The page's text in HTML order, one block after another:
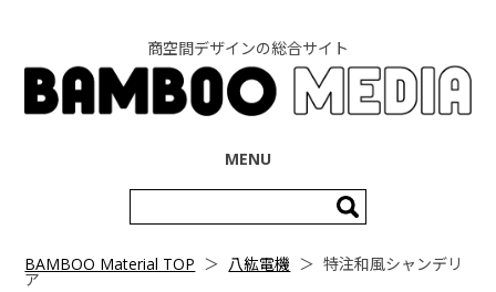
商空間デザインの総合サイト
MENU
索:
BAMBOO Material TOP ＞ 八紘電機 ＞特注和風シャンデリ
ア